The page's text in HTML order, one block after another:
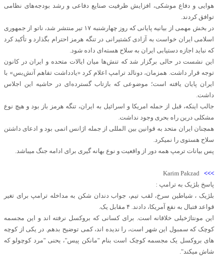
هوایی و دفاع موشکی، افزایش ظرفیت صنایع دفاعی و رشد بودجه‌های نظامی
توافق کردند.
در بخش مهمی از بیانیه پایانی که روز چهارشنبه ۱۷ تیر منتشر شد، ناتو از جمهوری
اسلامی ایران خواست به آزادی کشتیرانی در تنگه هرمز احترام بگذارد و تأکید کرد
که نباید اجازه دستیابی ایران به سلاح هسته‌ای داده شود.
این نشست در حالی برگزار شد که تنش‌ها میان ایالات متحده و ایران در کانون
توجه قرار داشت. همزمان، دونالد ترامپ اعلام کرد «یادداشت تفاهم آتش‌بس» با
ایران پایان یافته است؛ موضوعی که بازتاب گسترده‌ای در حاشیه این اجلاس
داشت.
جالب اینکه، قبل از حمله امریکا و اسرائیل به ایران، تنگه هرمز باز بود و هیچ نوع
مشکلی درین راه بحری وجود نداشت.
همچنان ایران متحد به قوانین بین المللی از جمله اژانس اتمی بود و ادعای داشتن
سلاح هستوی را نمیکرد.
پس بیانات ترمپ همه دور از واقعیت و نوع بهانه گیری برای ادامه جنگ میباشد.
>>>
Karim Pakzad
پاسخ بلژیک به ترامپ :
بلژیک ، شیاطین سرخ، لقب تیم، جواب دندان شکن به مداخله ترامپ برای تغیر
قواعد فتبال به نفع آمریکا، دادند. ۴ مقابل یک.
این مونتاژخیلی خلاقانه است. برای کسانی که بروکسل نرفته اند و این مجسمه
کوچک که سمبول این شهر است، را ندیده اند، کمی توضیح بدهم. در یکی از کوچه
های بروکسل یک مجسمه کوچک است بنام "مانکن پیس"، یحنی "مرد کوچولو که
شاش میکند".